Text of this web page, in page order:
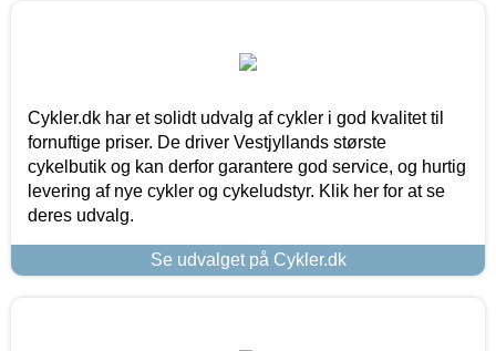
Cykler.dk har et solidt udvalg af cykler i god kvalitet til
fornuftige priser. De driver Vestjyllands største
cykelbutik og kan derfor garantere god service, og hurtig
levering af nye cykler og cykeludstyr. Klik her for at se
deres udvalg.
Se udvalget på Cykler.dk